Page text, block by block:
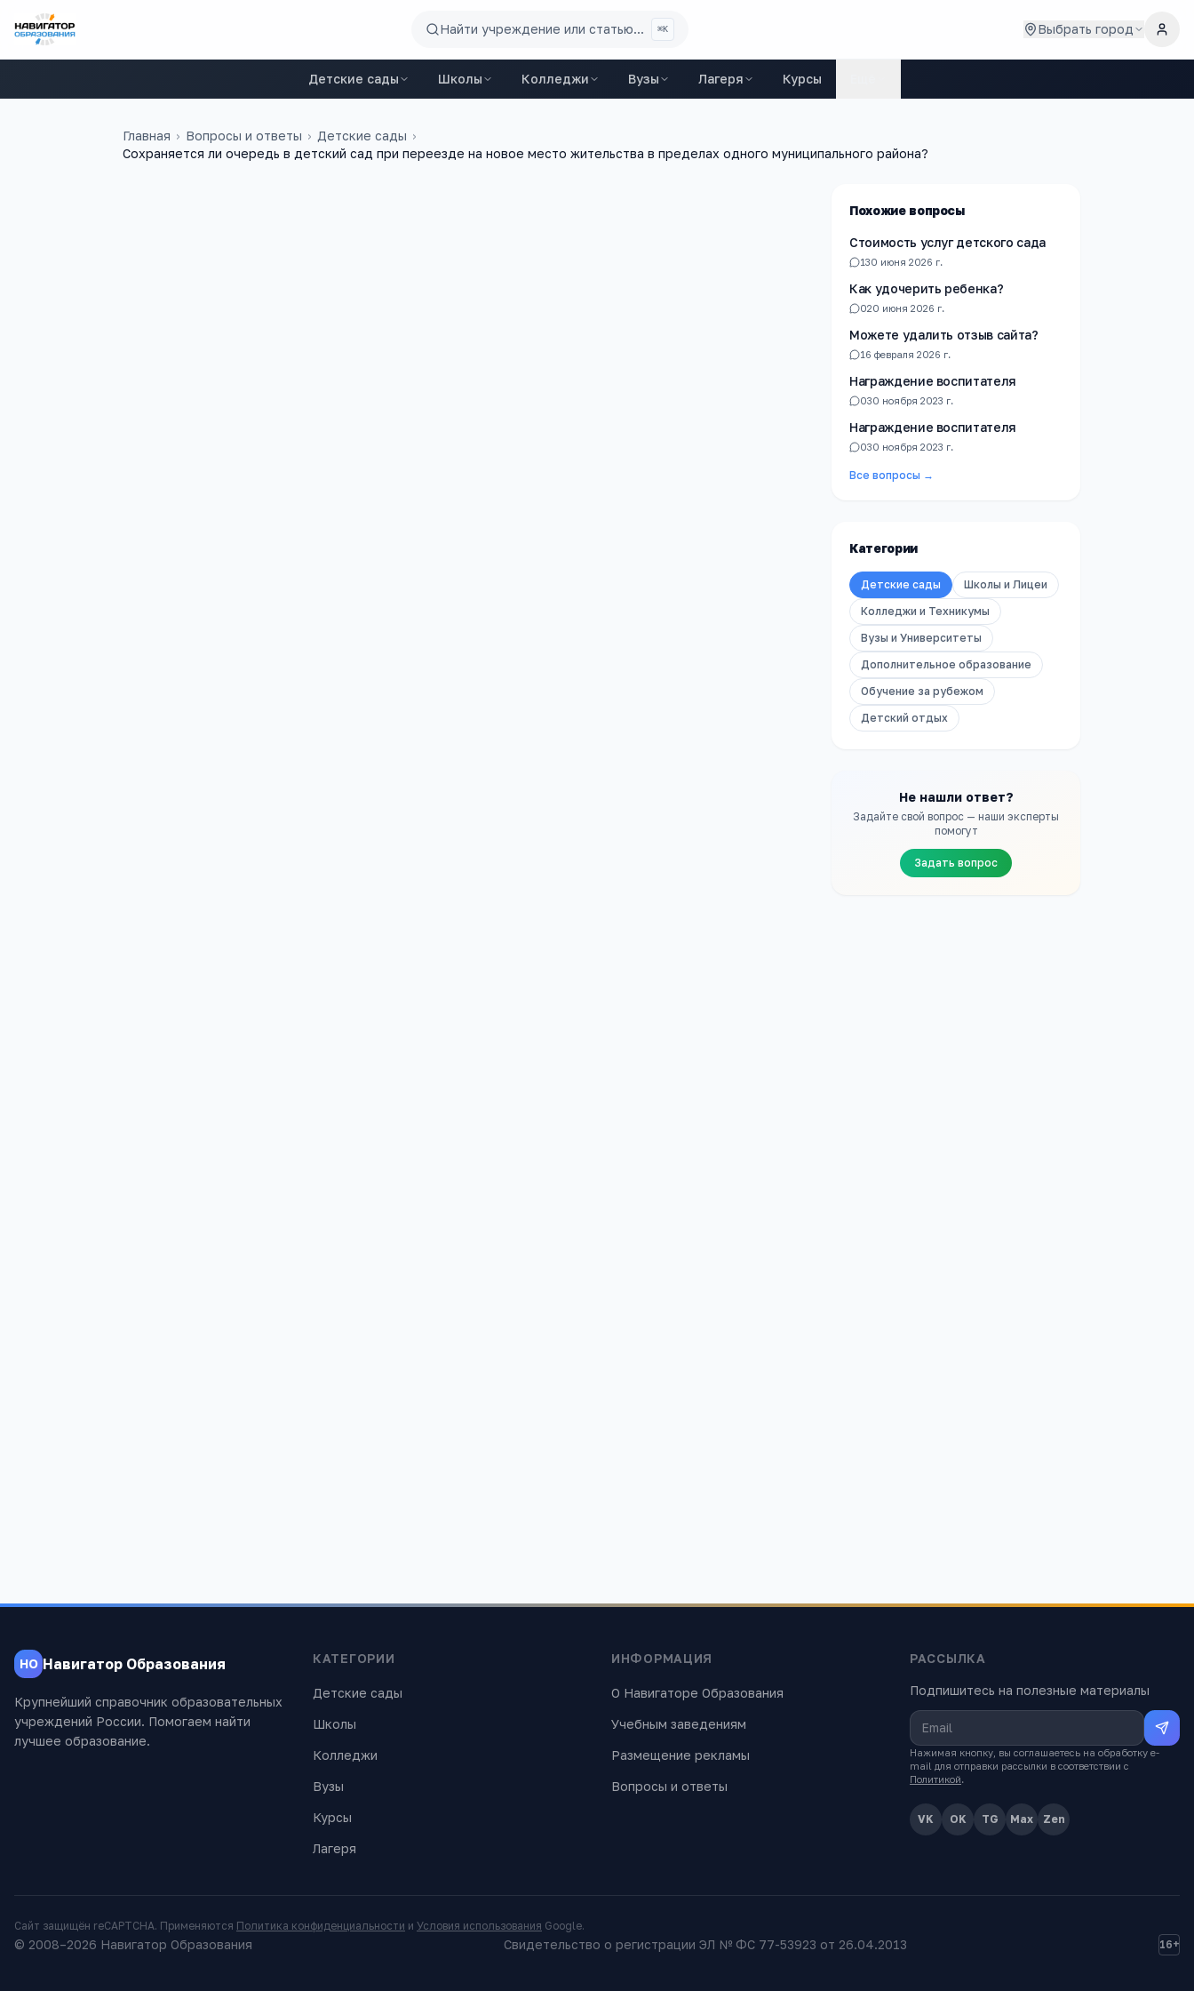
Найти учреждение или статью... ⌘K Выбрать город
Детские сады Школы Колледжи Вузы Лагеря Курсы
Главная › Вопросы и ответы › Детские сады ›
Сохраняется ли очередь в детский сад при переезде на новое место жительства в пределах одного муниципального района?
Похожие вопросы
Стоимость услуг детского сада
130 июня 2026 г.
Как удочерить ребенка?
020 июня 2026 г.
Можете удалить отзыв сайта?
1 6 февраля 2026 г.
Награждение воспитателя
030 ноября 2023 г.
Награждение воспитателя
030 ноября 2023 г.
Все вопросы →
Категории
Детские сады
Школы и Лицеи
Колледжи и Техникумы
Вузы и Университеты
Дополнительное образование
Обучение за рубежом
Детский отдых
Не нашли ответ?
Задайте свой вопрос — наши эксперты
помогут
Задать вопрос
НО Навигатор Образования
Крупнейший справочник образовательных
учреждений России. Помогаем найти
лучшее образование.
КАТЕГОРИИ
Детские сады
Школы
Колледжи
Вузы
Курсы
Лагеря
ИНФОРМАЦИЯ
О Навигаторе Образования
Учебным заведениям
Размещение рекламы
Вопросы и ответы
РАССЫЛКА
Подпишитесь на полезные материалы
Нажимая кнопку, вы соглашаетесь на обработку e-
mail для отправки рассылки в соответствии с
Политикой.
VK OK TG Max Zen
Сайт защищён reCAPTCHA. Применяются Политика конфиденциальности и Условия использования Google.
© 2008–2026 Навигатор Образования Свидетельство о регистрации ЭЛ № ФС 77-53923 от 26.04.2013 16+